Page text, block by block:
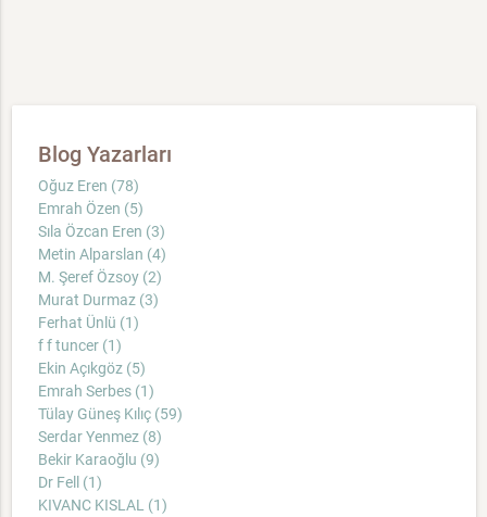
Blog Yazarları
Oğuz Eren (78)
Emrah Özen (5)
Sıla Özcan Eren (3)
Metin Alparslan (4)
M. Şeref Özsoy (2)
Murat Durmaz (3)
Ferhat Ünlü (1)
f f tuncer (1)
Ekin Açıkgöz (5)
Emrah Serbes (1)
Tülay Güneş Kılıç (59)
Serdar Yenmez (8)
Bekir Karaoğlu (9)
Dr Fell (1)
KIVANC KISLAL (1)